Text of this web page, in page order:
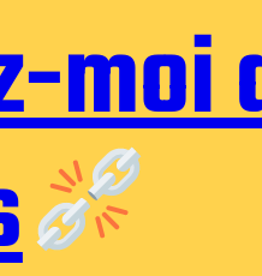
moi